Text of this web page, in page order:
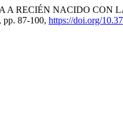
A RECIÉN NACIDO
pp. 87-100, https://doi.org/